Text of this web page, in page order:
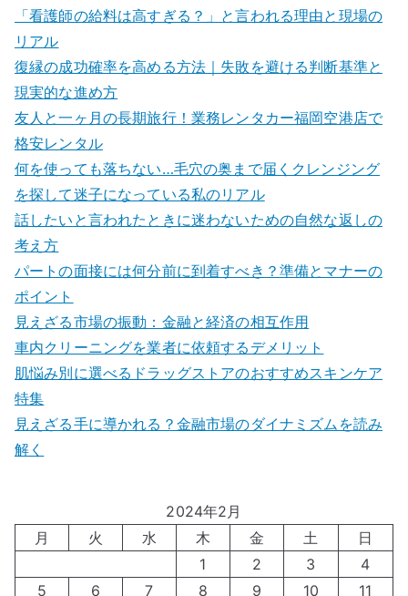
「看護師の給料は高すぎる？」と言われる理由と現場の
リアル
復縁の成功確率を高める方法｜失敗を避ける判断基準と
現実的な進め方
友人と一ヶ月の長期旅行！業務レンタカー福岡空港店で
格安レンタル
何を使っても落ちない…毛穴の奥まで届くクレンジング
を探して迷子になっている私のリアル
話したいと言われたときに迷わないための自然な返しの
考え方
パートの面接には何分前に到着すべき？準備とマナーの
ポイント
見えざる市場の振動：金融と経済の相互作用
車内クリーニングを業者に依頼するデメリット
肌悩み別に選べるドラッグストアのおすすめスキンケア
特集
見えざる手に導かれる？金融市場のダイナミズムを読み
解く
2024年2月
月
火 水 木 金 土
日
1
2 3
4
5
6 7 8 9 10 11